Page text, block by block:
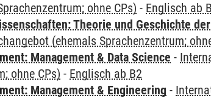
ohne CPs) - Englisch ab
Theorie und Geschichte
(ehemals Sprachenzentrum;
Management & Data Science -
ohne CPs) - Englisch ab B2
Management & Engineering -